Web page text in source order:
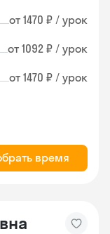
от 1470 ₽ / урок
от 1092 ₽ / урок
от 1470 ₽ / урок
время